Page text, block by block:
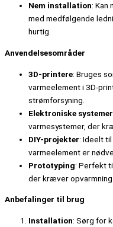
Nem installation: Kan
med medfølgende
hurtig.
Anvendelsesområder
3D-printere: Bruges
varmeelement i 3D-
strømforsyning.
Elektroniske systemer
varmesystemer, der
DIY-projekter: Ideelt
varmeelement er
Prototyping: Perfekt
der kræver
Anbefalinger til brug
Installation: Sørg for